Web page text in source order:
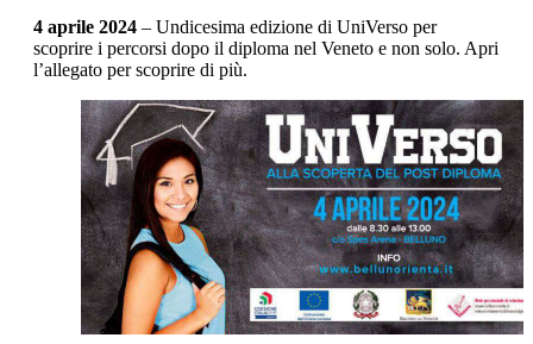
4 aprile 2024 – Undicesima edizione di UniVerso per
scoprire i percorsi dopo il diploma nel Veneto e non solo. Apri
l’allegato per scoprire di più.